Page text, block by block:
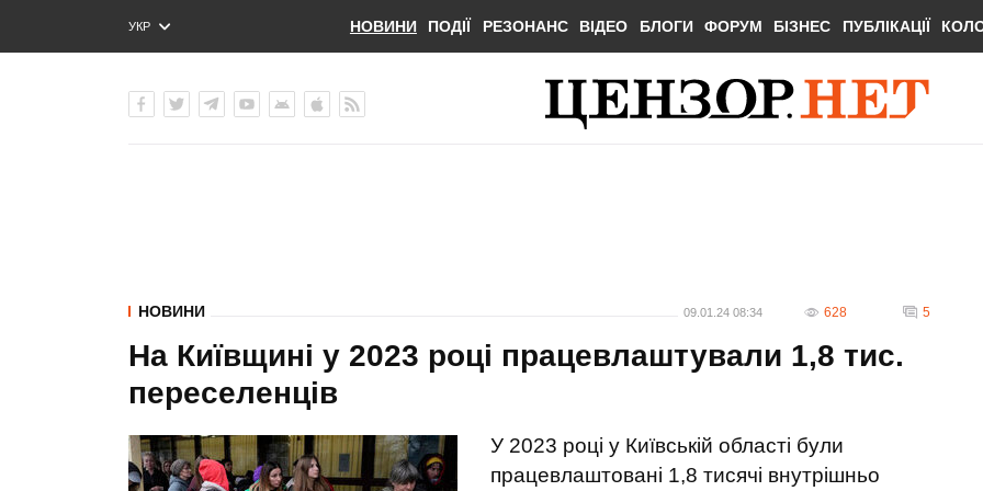
УКР
ENG
НОВИНИ ПОДІЇ РЕЗОНАНС ВІДЕО БЛОГИ ФОРУМ БІЗНЕС ПУБЛІКАЦІЇ
НОВИНИ 09.01.24 08:34 628 5
На Київщині у 2023 році працевлаштували 1,8 тис.
переселенців
У 2023 році у Київській області були
працевлаштовані 1,8 тисячі внутрішньо